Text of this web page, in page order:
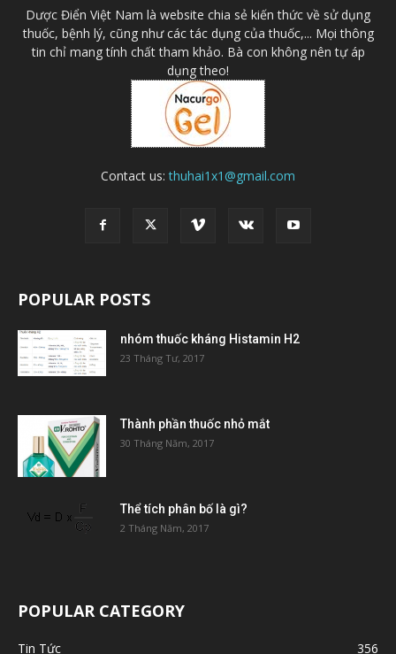
Dược Điển Việt Nam là website chia sẻ kiến thức về sử dụng
thuốc, bệnh lý, cũng như các tác dụng của thuốc,... Mọi thông
tin chỉ mang tính chất tham khảo. Bà con không nên tự áp
dụng theo!
Contact us:thuhai1x1@gmail.com
POPULAR POSTS
nhóm thuốc kháng Histamin H2
23 Tháng Tư, 2017
Thành phần thuốc nhỏ mắt
30 Tháng Năm, 2017
Thể tích phân bố là gì?
2 Tháng Năm, 2017
POPULAR CATEGORY
Tin Tức 356